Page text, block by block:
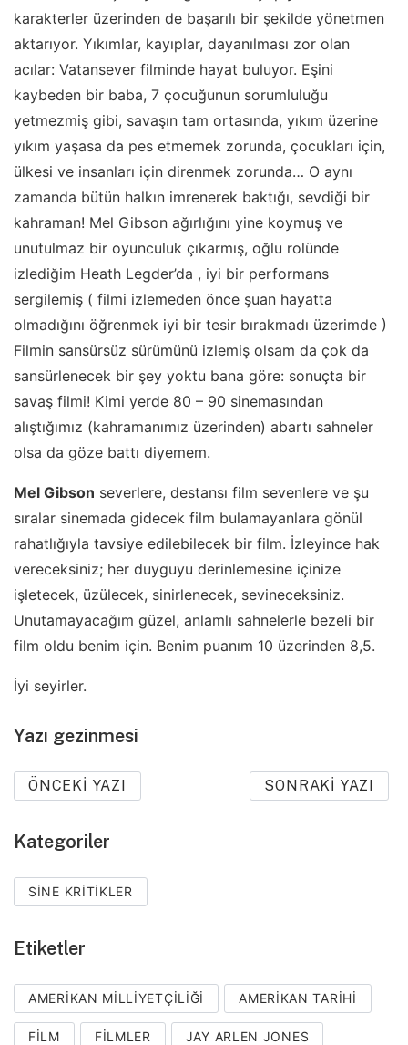
karakterler üzerinden de başarılı bir şekilde yönetmen
aktarıyor. Yıkımlar, kayıplar, dayanılması zor olan
acılar: Vatansever filminde hayat buluyor. Eşini
kaybeden bir baba, 7 çocuğunun sorumluluğu
yetmezmiş gibi, savaşın tam ortasında, yıkım üzerine
yıkım yaşasa da pes etmemek zorunda, çocukları için,
ülkesi ve insanları için direnmek zorunda… O aynı
zamanda bütün halkın imrenerek baktığı, sevdiği bir
kahraman! Mel Gibson ağırlığını yine koymuş ve
unutulmaz bir oyunculuk çıkarmış, oğlu rolünde
izlediğim Heath Legder’da , iyi bir performans
sergilemiş ( filmi izlemeden önce şuan hayatta
olmadığını öğrenmek iyi bir tesir bırakmadı üzerimde )
Filmin sansürsüz sürümünü izlemiş olsam da çok da
sansürlenecek bir şey yoktu bana göre: sonuçta bir
savaş filmi! Kimi yerde 80 – 90 sinemasından
alıştığımız (kahramanımız üzerinden) abartı sahneler
olsa da göze battı diyemem.
Mel Gibson severlere, destansı film sevenlere ve şu
sıralar sinemada gidecek film bulamayanlara gönül
rahatlığıyla tavsiye edilebilecek bir film. İzleyince hak
vereceksiniz; her duyguyu derinlemesine içinize
işletecek, üzülecek, sinirlenecek, sevineceksiniz.
Unutamayacağım güzel, anlamlı sahnelerle bezeli bir
film oldu benim için. Benim puanım 10 üzerinden 8,5.
İyi seyirler.
Yazı gezinmesi
ÖNCEKI YAZI SONRAKI YAZI
Kategoriler
SINE KRITIKLER
Etiketler
AMERIKAN MILLIYETÇILIĞI AMERIKAN TARIHI
FILM FILMLER JAY ARLEN JONES